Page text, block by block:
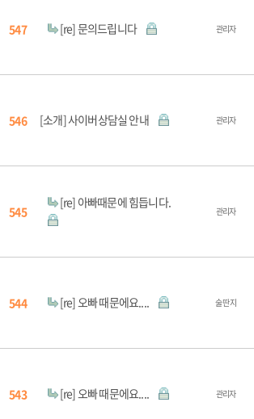
547 [re] 문의드립니다 관리자
546 [소개] 사이버상담실 안내 관리자
545
[re] 아빠때문에 힘듭니다.
관리자
544 [re] 오빠 때문에요.... 술 딴 지
543 [re] 오빠 때문에요.... 관리자